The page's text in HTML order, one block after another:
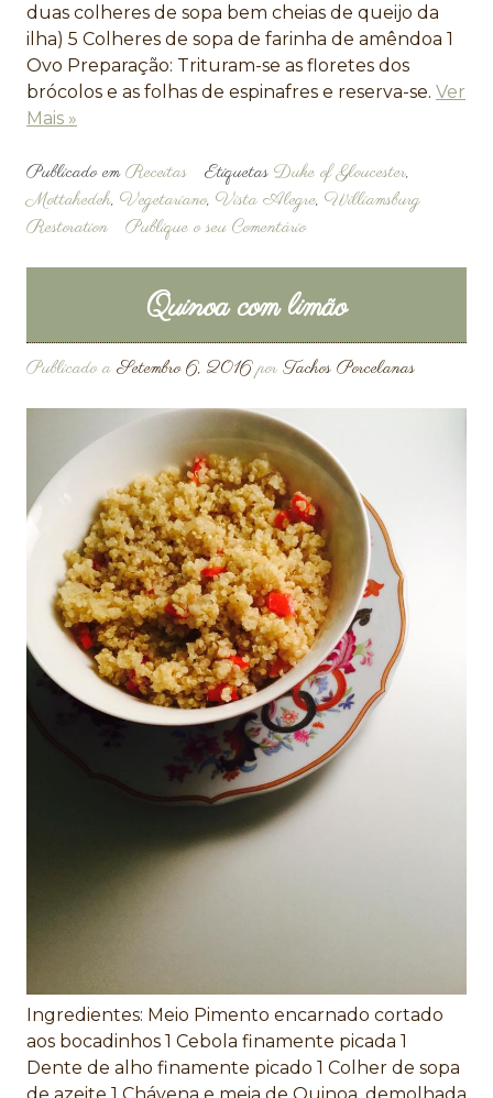
duas colheres de sopa bem cheias de queijo da
ilha) 5 Colheres de sopa de farinha de amêndoa 1
Ovo Preparação: Trituram-se as floretes dos
brócolos e as folhas de espinafres e reserva-se. Ver
Mais »
Publicado emReceitas Etiquetas Duke of Gloucester,
Mottahedeh, Vegetariano, Vista Alegre, Williamsburg
Restoration
Publique o seu Comentário
Quinoa com limão
Publicado a Setembro 6, 2016por Tachos Porcelanas
Ingredientes: Meio Pimento encarnado cortado
aos bocadinhos 1 Cebola finamente picada 1
Dente de alho finamente picado 1 Colher de sopa